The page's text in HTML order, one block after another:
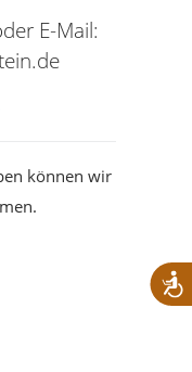
E-Mail:
können wir